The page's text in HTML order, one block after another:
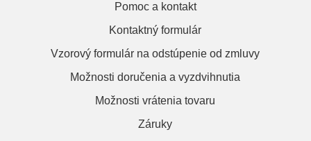
Pomoc a kontakt
Kontaktný formulár
Vzorový formulár na odstúpenie od zmluvy
Možnosti doručenia a vyzdvihnutia
Možnosti vrátenia tovaru
Záruky